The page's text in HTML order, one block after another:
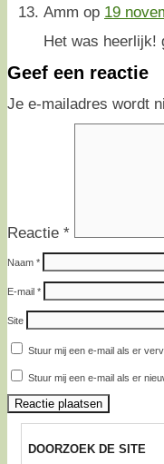
Amm op 19
Het was heerlijk!
Geef een reactie
Je e-mailadres wordt
Reactie *
Naam *
E-mail *
Site
Stuur mij een e-mail als er
Stuur mij een e-mail als er
DOORZOEK DE SITE